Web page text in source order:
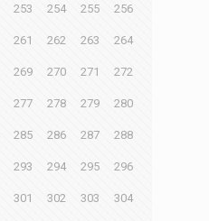
253 254 255 256
261 262 263 264
269 270 271 272
277 278 279 280
285 286 287 288
293 294 295 296
301 302 303 304